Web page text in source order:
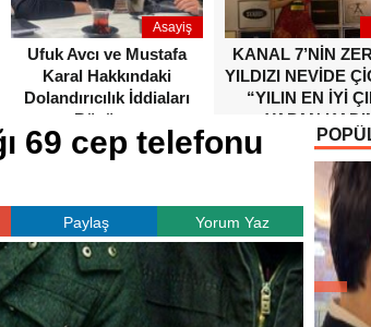
Asayiş
Ufuk Avcı ve Mustafa
Karal Hakkındaki
Dolandırıcılık İddiaları
Büyüyor
KANAL 7’NİN
YILDIZI NEVİDE
“YILIN EN İYİ
YAPAN
OYUNCUSU”
69 cep telefonu
Paylaş Yorum Yaz